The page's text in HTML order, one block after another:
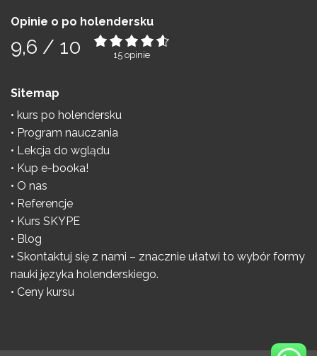
Opinie o po holendersku
9,6 / 10 15 opinie
Sitemap
kurs po holendersku
Program nauczania
Lekcja do wglądu
Kup e-booka!
O nas
Referencje
Kurs SKYPE
Blog
Skontaktuj się z nami – znacznie ułatwi to wybór formy
nauki języka holenderskiego.
Ceny kursu